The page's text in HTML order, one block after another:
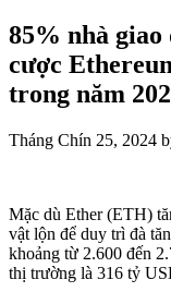
85% nhà
cược
trong năm
Tháng Chín 25, 2024
Mặc dù Ether (ETH)
vật lộn để duy trì đà
khoảng từ 2.600 đến
thị trường là 316 tỷ